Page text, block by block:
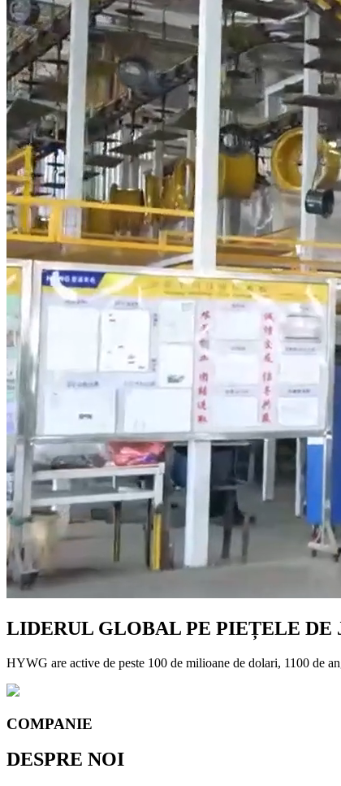
LIDERUL GLOBAL PE PIEȚELE
HYWG are active de peste 100 de milioane de dolari, 1100 de
COMPANIE
DESPRE NOI